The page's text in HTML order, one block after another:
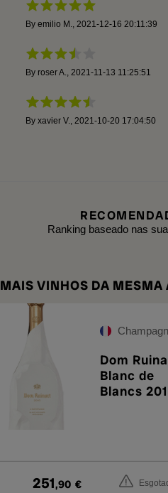
By emilio M. 2021-12-16 20:11:39
By roser A. 2021-11-13 11:25:51
By xavier V. 2021-10-20 17:04:50
Ranking baseado nas
MAIS VINHOS DA MESMA
Dom
Blanc de
Blancs
251,90 €